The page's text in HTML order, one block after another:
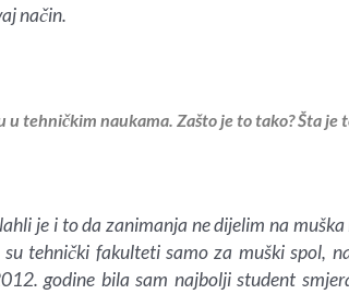
način.
tehničkim naukama. Zašto je to tako? Šta
je i to da zanimanja ne dijelim na
tehnički fakulteti samo za muški spol,
godine bila sam najbolji student